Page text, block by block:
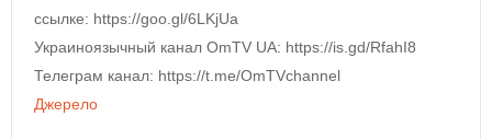
ссылке: https://goo.gl/6LKjUa
Украиноязычный канал OmTV UA: https://is.gd/RfahI8
Телеграм канал: https://t.me/OmTVchannel
Джерело